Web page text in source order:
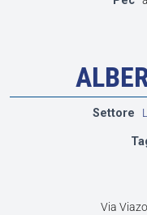
Settore
Via